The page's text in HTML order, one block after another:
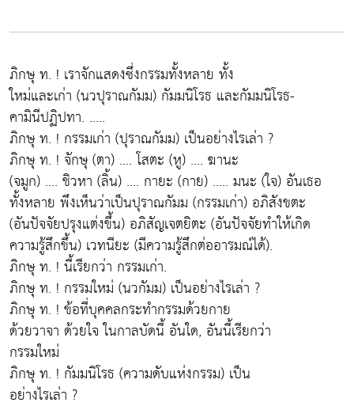
ภิกษุ ท. ! เราจักแสดงซึ่งกรรมทั้งหลาย ทั้ง
ใหม่และเก่า (นวปุราณกัมม) กัมมนิโรธ และกัมมนิโรธ-
คามินีปฏิปทา. .....
ภิกษุ ท. ! กรรมเก่า (ปุราณกัมม) เป็นอย่างไรเล่า ?
ภิกษุ ท. ! จักษุ (ตา) .... โสตะ (หู) .... ฆานะ
(จมูก) .... ชิวหา (ลิ้น) .... กายะ (กาย) ..... มนะ (ใจ) อันเธอ
ทั้งหลาย พึงเห็นว่าเป็นปุราณกัมม (กรรมเก่า) อภิสังขตะ
(อันปัจจัยปรุงแต่งขึ้น) อภิสัญเจตยิตะ (อันปัจจัยทำให้เกิด
ความรู้สึกขึ้น) เวทนียะ (มีความรู้สึกต่ออารมณ์ได้).
ภิกษุ ท. ! นี้เรียกว่า กรรมเก่า.
ภิกษุ ท. ! กรรมใหม่ (นวกัมม) เป็นอย่างไรเล่า ?
ภิกษุ ท. ! ข้อที่บุคคลกระทำกรรมด้วยกาย
ด้วยวาจา ด้วยใจ ในกาลบัดนี้ อันใด, อันนี้เรียกว่า
กรรมใหม่
ภิกษุ ท. ! กัมมนิโรธ (ความดับแห่งกรรม) เป็น
อย่างไรเล่า ?